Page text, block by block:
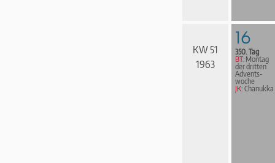
KW 51
1963
16
350. Tag
BT: Montag
der dritten
Advents­
woche
JK: Chanukka